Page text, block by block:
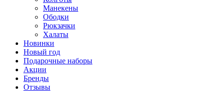
Манекены
Ободки
Рюкзачки
Халаты
Новинки
Новый год
Подарочные наборы
Акции
Бренды
Отзывы